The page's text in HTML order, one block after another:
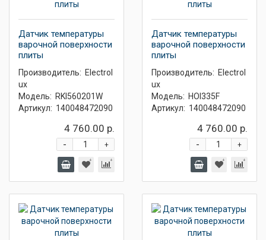
Датчик температуры
варочной поверхности
плиты
Производитель: Electrol
ux
Модель: RKI560201W
Артикул: 140048472090
4 760.00 р.
+
-
Датчик температуры
варочной поверхности
плиты
Производитель: Electrol
ux
Модель: HOI335F
Артикул: 140048472090
4 760.00 р.
+
-